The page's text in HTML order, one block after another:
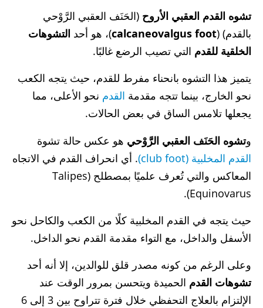
تشوه القدم العقبي الأروح (الحَنَف العقبي الرَّوْحي
بالقدم) (calcaneovalgus foot)، هو أحد التشوهات
الخلقية للقدم التي تصيب الرضع غالبًا.
يتميز هذا التشوه بانحناء مفرط للقدم، حيث يتجه الكعب
نحو الخارج، بينما تتجه مقدمة القدم نحو الأعلى، مما
يجعلها تلامس الساق في بعض الحالات.
وتشوه الحَنَف العقبي الرَّوْحي هو عكس حالة تشوة
القدم المخلبية (club foot)
. أي انحراف القدم في الاتجاه
المعاكس والتي تُعرف علميًا بمصطلح (Talipes
Equinovarus).
حيث يتجه في القدم المخلبية كلًا من الكعب والكاحل نحو
الأسفل والداخل، مع التواء مقدمة القدم نحو الداخل.
وعلى الرغم من كونه مصدر قلق للوالدين، إلا أنه أحد
تشوهات القدم الحميدة ويتحسن بمرور الوقت عند
الإلتزام بالعلاج التحفظي خلال فترة تتراوح بين 3 إلى 6